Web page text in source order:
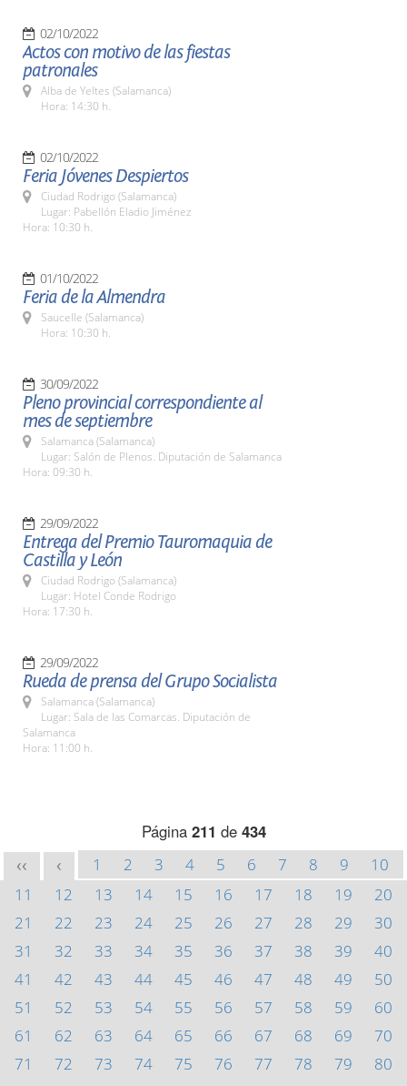
02/10/2022
Actos con motivo de las fiestas
patronales
Alba de Yeltes (Salamanca)
Hora: 14:30 h.
02/10/2022
Feria Jóvenes Despiertos
Ciudad Rodrigo (Salamanca)
Lugar: Pabellón Eladio Jiménez
Hora: 10:30 h.
01/10/2022
Feria de la Almendra
Saucelle (Salamanca)
Hora: 10:30 h.
30/09/2022
Pleno provincial correspondiente al
mes de septiembre
Salamanca (Salamanca)
Lugar: Salón de Plenos. Diputación de Salamanca
Hora: 09:30 h.
29/09/2022
Entrega del Premio Tauromaquia de
Castilla y León
Ciudad Rodrigo (Salamanca)
Lugar: Hotel Conde Rodrigo
Hora: 17:30 h.
29/09/2022
Rueda de prensa del Grupo Socialista
Salamanca (Salamanca)
Lugar: Sala de las Comarcas. Diputación de
Salamanca
Hora: 11:00 h.
Página 211 de 434
<< < 1 2 3 4 5 6 7 8 9
10
11
12 13 14 15 16 17 18 19
20
21
22 23 24 25 26 27 28 29
30
31
32 33 34 35 36 37 38 39
40
41
42 43 44 45 46 47 48 49
50
51
52 53 54 55 56 57 58 59
60
61
62 63 64 65 66 67 68 69
70
71
72 73 74 75 76 77 78 79
80